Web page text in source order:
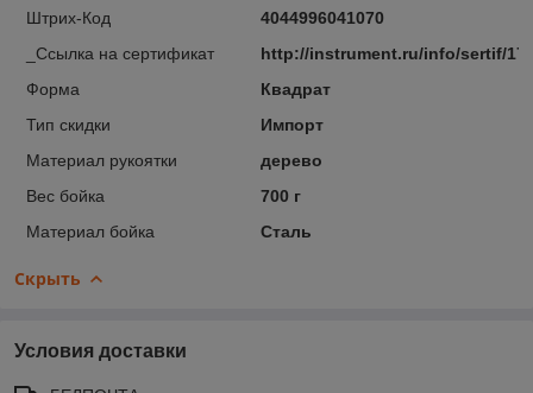
Штрих-Код
4044996041070
_Ссылка на сертификат
http://instrument.ru/info/sertif/
Форма
Квадрат
Тип скидки
Импорт
Материал рукоятки
дерево
Вес бойка
700 г
Материал бойка
Сталь
Скрыть
Условия доставки